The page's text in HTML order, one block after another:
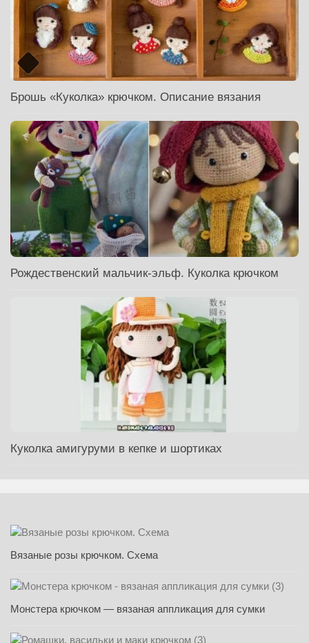
Брошь «Куколка» крючком. Описание вязания
Рождественский мальчик-эльф. Куколка крючком
Куколка амигуруми в кепке и шортиках
Вязаные розы крючком. Схема
Монстера крючком — вязаная аппликация для сумки